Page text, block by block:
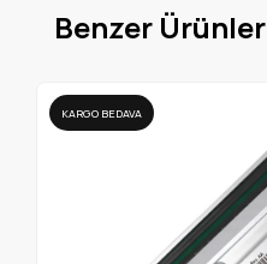
Benzer Ürünler
KARGO BEDAVA